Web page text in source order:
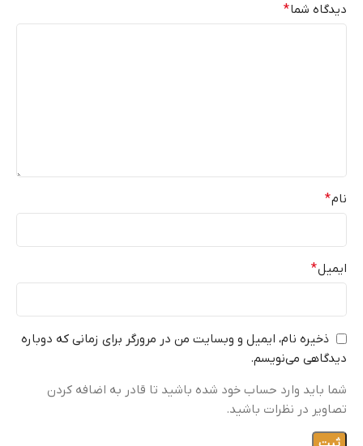
دیدگاه شما*
نام*
ایمیل*
ذخیره نام، ایمیل و وبسایت من در مرورگر برای زمانی که دوباره
دیدگاهی می‌نویسم.
شما باید وارد حساب خود شده باشید تا قادر به اضافه کردن
تصاویر در نظرات باشید.